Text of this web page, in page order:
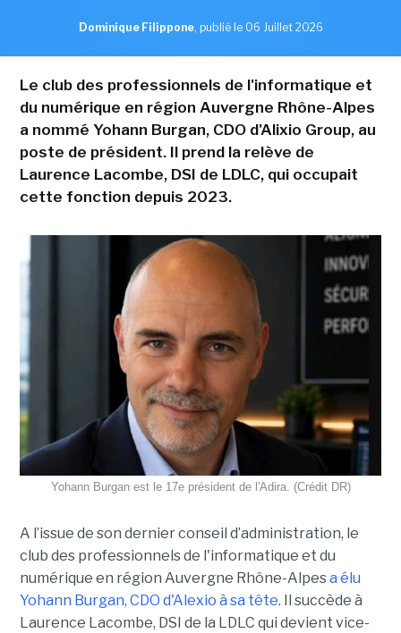
Dominique Filippone, publié le 06 Juillet 2026
Le club des professionnels de l'informatique et
du numérique en région Auvergne Rhône-Alpes
a nommé Yohann Burgan, CDO d'Alixio Group, au
poste de président. Il prend la relève de
Laurence Lacombe, DSI de LDLC, qui occupait
cette fonction depuis 2023.
Yohann Burgan est le 17e président de l'Adira. (Crédit DR)
A l’issue de son dernier conseil d’administration, le
club des professionnels de l'informatique et du
numérique en région Auvergne Rhône-Alpesa élu
Yohann Burgan, CDO d'Alexio à sa tête. Il succède à
Laurence Lacombe, DSI de la LDLC qui devient vice-